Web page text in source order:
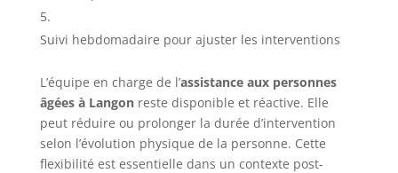
Suivi hebdomadaire pour ajuster les interventions
L’équipe en charge de l’assistance aux personnes
âgées à Langonreste disponible et réactive. Elle
peut réduire ou prolonger la durée d’intervention
selon l’évolution physique de la personne. Cette
flexibilité est essentielle dans un contexte post-